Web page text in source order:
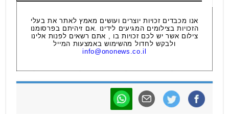
אנו מכבדים זכויות יוצרים ועושים מאמץ לאתר את בעלי
הזכויות בצילומים המגיעים לידינו .אם זיהיתם בפרסומנו
צילום אשר יש לכם זכויות בו , אתם רשאים לפנות אלינו
ולבקש לחדול מהשימוש באמצעות המייל
info@ononews.co.il